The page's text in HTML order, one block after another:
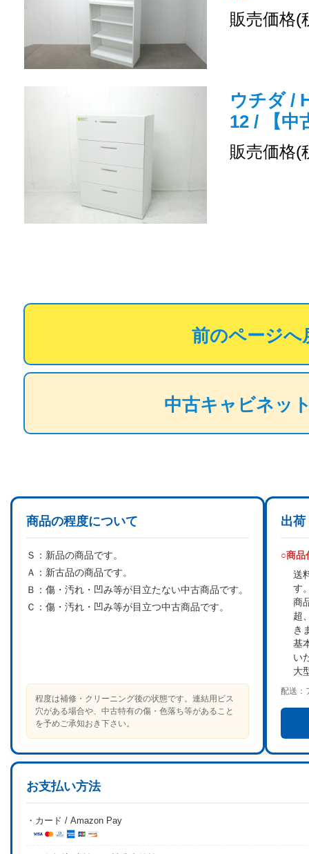
販売価格(
ウチダ /
12 / 【中
販売価格(
前のページへ
中古キャビネッ
商品の程度について
Ｓ： 新品の商品です。
Ａ： 新古品の商品です。
Ｂ： 傷・汚れ・凹み等が目立たない中古商品です。
Ｃ： 傷・汚れ・凹み等が目立つ中古商品です。
程度は補修・クリーニング後の状態です。連結用ビス
穴がある場合や、中古特有の傷・色落ち等があること
を予めご承知おき下さい。
出荷
○商品
送
す
商
超
き
基
い
大
配送：
お支払い方法
・カード / Amazon Pay